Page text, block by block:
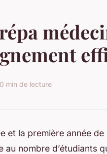
min de lecture
et la première année de
au nombre d’étudiants